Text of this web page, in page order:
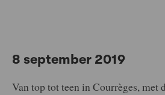
8 september 2019
Van top tot teen in Courrèges, met